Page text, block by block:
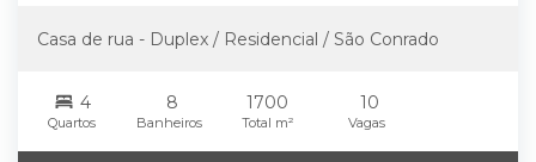
Casa de rua - Duplex / Residencial / São Conrado
4
Quartos
8
Banheiros
1700
Total m²
10
Vagas